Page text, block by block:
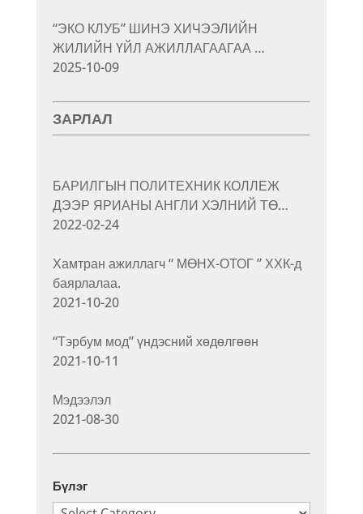
“ЭКО КЛУБ” ШИНЭ ХИЧЭЭЛИЙН
ЖИЛИЙН ҮЙЛ АЖИЛЛАГААГАА …
2025-10-09
ЗАРЛАЛ
БАРИЛГЫН ПОЛИТЕХНИК КОЛЛЕЖ
ДЭЭР ЯРИАНЫ АНГЛИ ХЭЛНИЙ ТӨ…
2022-02-24
Хамтран ажиллагч “ МӨНХ-ОТОГ ” ХХК-д
баярлалаа.
2021-10-20
“Тэрбум мод” үндэсний хөдөлгөөн
2021-10-11
Мэдээлэл
2021-08-30
Бүлэг